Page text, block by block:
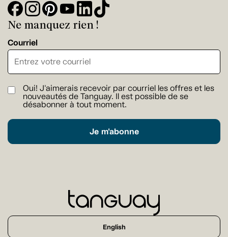
Ne manquez rien !
Courriel
Oui! J'aimerais recevoir par courriel les offres et les
nouveautés de Tanguay. Il est possible de se
désabonner à tout moment.
Je m'abonne
English